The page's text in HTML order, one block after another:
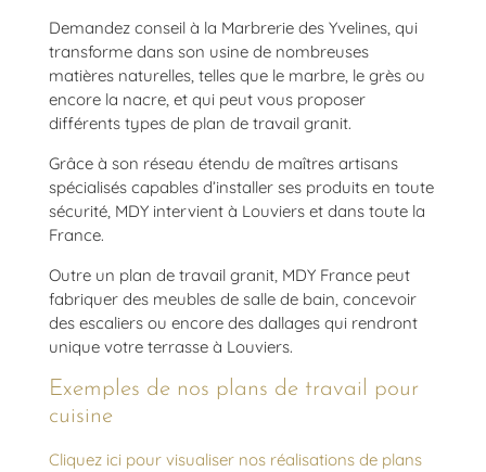
Demandez conseil à la Marbrerie des Yvelines, qui
transforme dans son usine de nombreuses
matières naturelles, telles que le marbre, le grès ou
encore la nacre, et qui peut vous proposer
différents types de plan de travail granit.
Grâce à son réseau étendu de maîtres artisans
spécialisés capables d’installer ses produits en toute
sécurité, MDY intervient à Louviers et dans toute la
France.
Outre un plan de travail granit, MDY France peut
fabriquer des meubles de salle de bain, concevoir
des escaliers ou encore des dallages qui rendront
unique votre terrasse à Louviers.
Exemples de nos plans de travail pour
cuisine
Cliquez ici pour visualiser nos réalisations de plans